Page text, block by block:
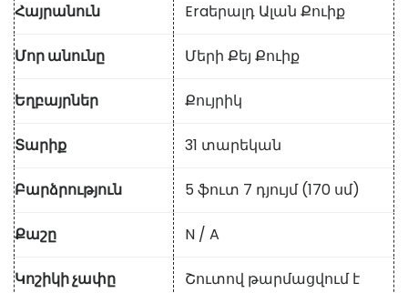
Հայրանուն Eraերալդ Ալան Քուիք
Մոր անունը Մերի Քեյ Քուիք
Եղբայրներ Քույրիկ
Տարիք 31 տարեկան
Բարձրություն 5 ֆուտ 7 դյույմ (170 սմ)
Քաշը N / A
Կոշիկի չափը Շուտով թարմացվում է